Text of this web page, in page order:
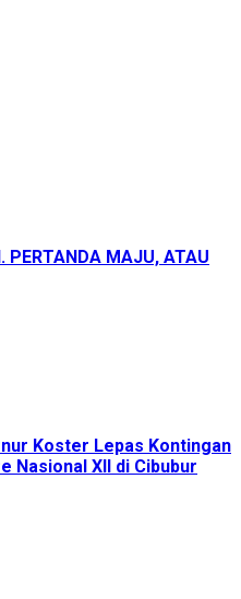
PERTANDA MAJU, ATAU
Koster Lepas Kontingan
Nasional XII di Cibubur